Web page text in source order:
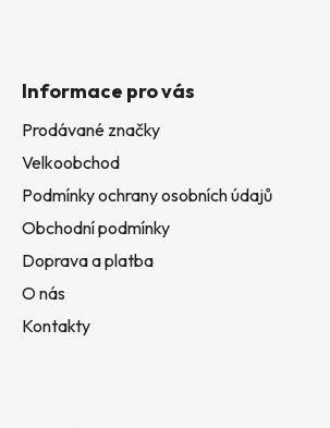
Informace pro vás
Prodávané značky
Velkoobchod
Podmínky ochrany osobních údajů
Obchodní podmínky
Doprava a platba
O nás
Kontakty